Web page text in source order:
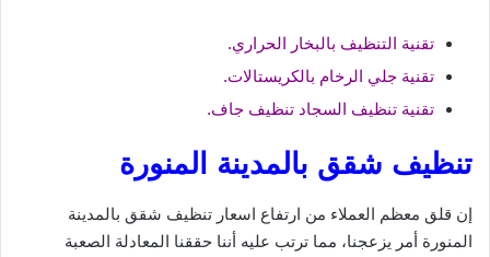
تقنية التنظيف بالبخار الحراري.
تقنية جلي الرخام بالكريستالات.
تقنية تنظيف السجاد تنظيف جاف.
تنظيف شقق بالمدينة المنورة
إن قلق معظم العملاء من ارتفاع اسعار تنظيف شقق بالمدينة
المنورة أمر يزعجنا، مما ترتب عليه أننا حققنا المعادلة الصعبة